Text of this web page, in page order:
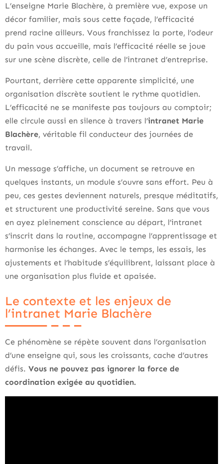
L’enseigne Marie Blachère, à première vue, expose un
décor familier, mais sous cette façade, l’efficacité
prend racine ailleurs. Vous franchissez la porte, l’odeur
du pain vous accueille, mais l’efficacité réelle se joue
sur une scène discrète, celle de l’intranet d’entreprise.
Pourtant, derrière cette apparente simplicité, une
organisation discrète soutient le rythme quotidien.
L’efficacité ne se manifeste pas toujours au comptoir;
elle circule aussi en silence à travers l’intranet Marie
Blachère, véritable fil conducteur des journées de
travail.
Un message s’affiche, un document se retrouve en
quelques instants, un module s’ouvre sans effort. Peu à
peu, ces gestes deviennent naturels, presque méditatifs,
et structurent une productivité sereine. Sans que vous
en ayez pleinement conscience au départ, l’intranet
s’inscrit dans la routine, accompagne l’apprentissage et
harmonise les échanges. Avec le temps, les essais, les
ajustements et l’habitude s’équilibrent, laissant place à
une organisation plus fluide et apaisée.
Le contexte et les enjeux de
l’intranet Marie Blachère
Ce phénomène se répète souvent dans l’organisation
d’une enseigne qui, sous les croissants, cache d’autres
défis. Vous ne pouvez pas ignorer la force de
coordination exigée au quotidien.